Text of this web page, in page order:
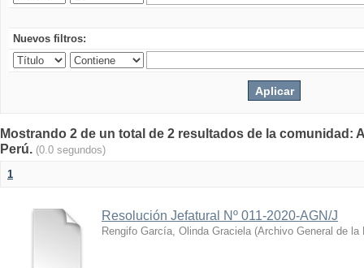
Nuevos filtros:
Mostrando 2 de un total de 2 resultados de la comunidad:
Perú. (0.0 segundos)
1
Resolución Jefatural Nº 011-2020-AGN/J
Rengifo García, Olinda Graciela (Archivo General de la